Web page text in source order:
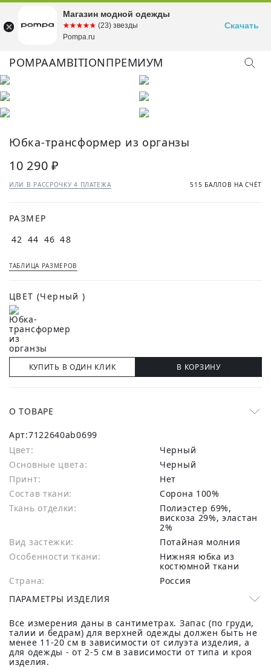
POMPAAMBITIONПРЕМИУМ
КУПИТЬ ОБРАЗ
Юбка-трансформер из органзы
10 290 ₽
ИЛИ В РАССРОЧКУ 4 ПЛАТЕЖА 515 БАЛЛОВ НА СЧЁТ
РАЗМЕР
42 44 46 48
ТАБЛИЦА РАЗМЕРОВ
ЦВЕТ (Черный )
КУПИТЬ В ОДИН КЛИК В КОРЗИНУ
О ТОВАРЕ
Арт:7122640ab0699
Цвет:
Черный
Основные цвета:
черный
Принт:
Нет
Состав ткани:
сорона 100%
Ткань отделки:
Полиэстер 69%,
вискоза 29%, эластан
2%
Вид застежки:
Потайная молния
Особенности ткани:
Нижняя юбка из
костюмной ткани
Страна:
Россия
ПАРАМЕТРЫ ИЗДЕЛИЯ
Все измерения даны в сантиметрах. Запас (по груди,
талии и бедрам) для верхней одежды должен быть не
менее 11-20 см в зависимости от силуэта изделия, а
для одежды - от 2-5 см в зависимости от типа и кроя
изделия.
Магазин модной одежды
☆☆☆☆☆
★★★★★ (23) звезды
Pompa.ru
Скачать